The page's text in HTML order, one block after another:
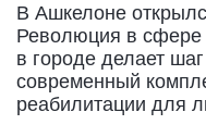
В Ашкелоне
Революция в сфере
в городе делает
современный
реабилитации для